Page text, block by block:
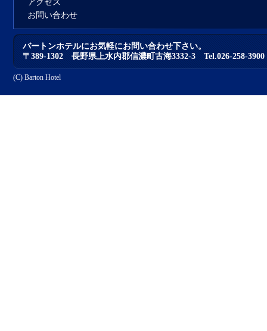
アクセス
お問い合わせ
バートンホテルにお気軽にお問い合わせ下さい。
〒389-1302 長野県上水内郡信濃町古海3332-3 Tel.026-258-
(C) Barton Hotel